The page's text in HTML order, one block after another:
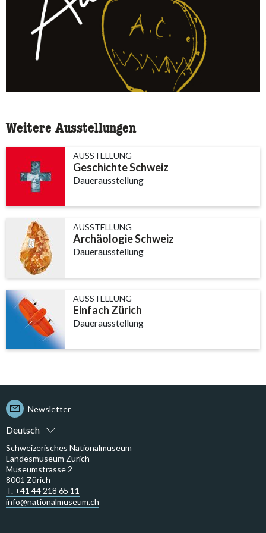
Weitere Ausstellungen
AUSSTELLUNG
Geschichte Schweiz
Dauerausstellung
AUSSTELLUNG
Archäologie Schweiz
Dauerausstellung
AUSSTELLUNG
Einfach Zürich
Dauerausstellung
Deutsch
Newsletter
Schweizerisches Nationalmuseum
Landesmuseum Zürich
Museumstrasse 2
8001 Zürich
T. +41 44 218 65 11
info@nationalmuseum.ch